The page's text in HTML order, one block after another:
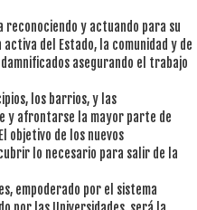
reconociendo y actuando para su
del Estado, la comunidad y de
asegurando el trabajo
los barrios, y las
y afrontarse la mayor parte de
objetivo de los nuevos
lo necesario para salir de la
empoderado por el sistema